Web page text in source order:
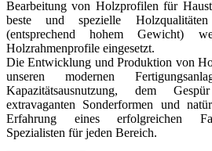
Bearbeitung von Holzprofilen für
beste und spezielle
(entsprechend hohem Gewicht)
Holzrahmenprofile eingesetzt.
Die Entwicklung und Produktion von
unseren modernen
Kapazitätsausnutzung, dem
extravaganten Sonderformen und
Erfahrung eines erfolgreichen
Spezialisten für jeden Bereich.